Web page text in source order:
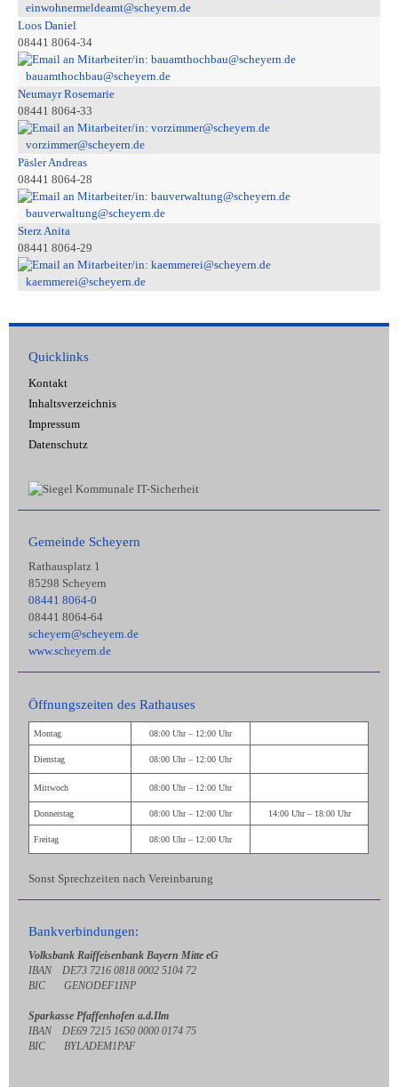
einwohnermeldeamt@scheyern.de
Loos Daniel
08441 8064-34
bauamthochbau@scheyern.de
Neumayr Rosemarie
08441 8064-33
vorzimmer@scheyern.de
Päsler Andreas
08441 8064-28
bauverwaltung@scheyern.de
Sterz Anita
08441 8064-29
kaemmerei@scheyern.de
Quicklinks
Kontakt
Inhaltsverzeichnis
Impressum
Datenschutz
Gemeinde Scheyern
Rathausplatz 1
85298 Scheyern
08441 8064-0
08441 8064-64
scheyern@scheyern.de
www.scheyern.de
Öffnungszeiten des Rathauses
Montag 08:00 Uhr – 12:00 Uhr
Dienstag 08:00 Uhr – 12:00 Uhr
Mittwoch 08:00 Uhr – 12:00 Uhr
Donnerstag 08:00 Uhr – 12:00 Uhr 14:00 Uhr – 18:00 Uhr
Freitag 08:00 Uhr – 12:00 Uhr
Sonst Sprechzeiten nach Vereinbarung
Bankverbindungen:
Volksbank Raiffeisenbank Bayern Mitte eG
IBAN DE73 7216 0818 0002 5104 72
BIC GENODEF1INP
Sparkasse Pfaffenhofen a.d.Ilm
IBAN DE69 7215 1650 0000 0174 75
BIC BYLADEM1PAF